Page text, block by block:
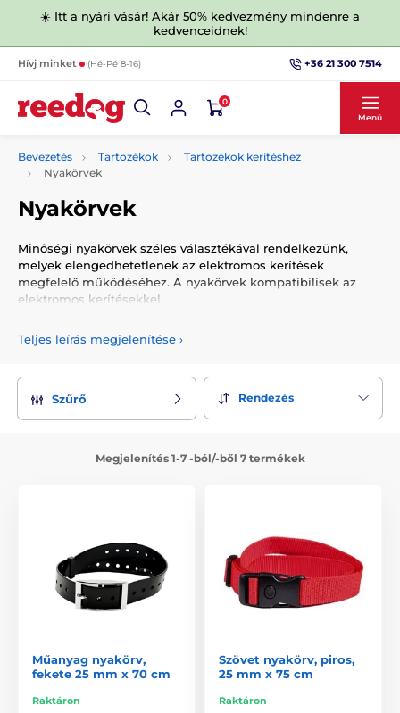
☀️ Itt a nyári vásár! Akár 50% kedvezmény mindenre a
kedvenceidnek!
Hívj minket (Hé-Pé 8-16) +36 21 300 7514
0
Menü
Bevezetés Tartozékok
Tartozékok kerítéshez
Nyakörvek
Nyakörvek
Minőségi nyakörvek széles választékával rendelkezünk,
melyek elengedhetetlenek az elektromos kerítések
megfelelő működéséhez. A nyakörvek kompatibilisek az
elektromos kerítésekkel.
Teljes leírás megjelenítése ›
Szűrő Rendezés
Megjelenítés 1-7 -ból/-ből 7 termékek
Műanyag nyakörv,
fekete 25 mm x 70 cm
Raktáron
Szövet nyakörv, piros,
25 mm x 75 cm
Raktáron